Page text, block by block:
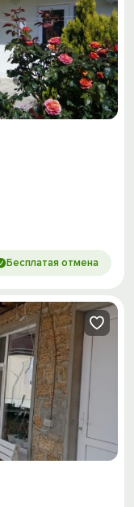
Бесплатая отмена